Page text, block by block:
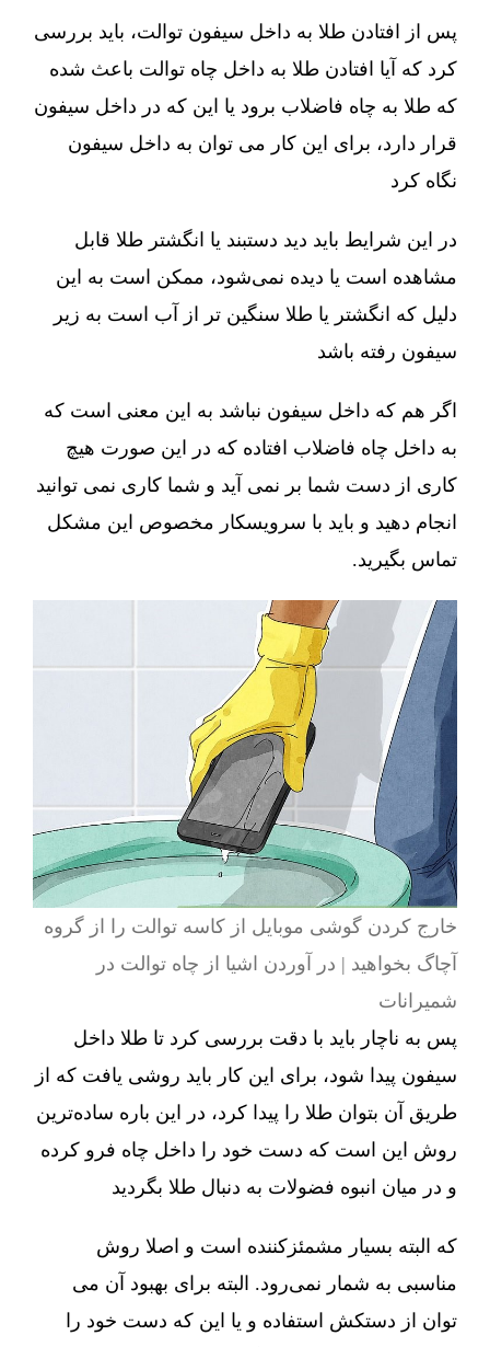
پس از افتادن طلا به داخل سیفون توالت، باید بررسی
کرد که آیا افتادن طلا به داخل چاه توالت باعث شده
که طلا به چاه فاضلاب برود یا این که در داخل سیفون
قرار دارد، برای این کار می توان به داخل سیفون
نگاه کرد
در این شرایط باید دید دستبند یا انگشتر طلا قابل
مشاهده است یا دیده نمی‌شود، ممکن است به این
دلیل که انگشتر یا طلا سنگین تر از آب است به زیر
سیفون رفته باشد
اگر هم که داخل سیفون نباشد به این معنی است که
به داخل چاه فاضلاب افتاده که در این صورت هیچ
کاری از دست شما بر نمی آید و شما کاری نمی توانید
انجام دهید و باید با سرویسکار مخصوص این مشکل
تماس بگیرید.
خارج کردن گوشی موبایل از کاسه توالت را از گروه
آچاگ بخواهید | در آوردن اشیا از چاه توالت در
شمیرانات
پس به ناچار باید با دقت بررسی کرد تا طلا داخل
سیفون پیدا شود، برای این کار باید روشی یافت که از
طریق آن بتوان طلا را پیدا کرد، در این باره ساده‌ترین
روش این است که دست خود را داخل چاه فرو کرده
و در میان انبوه فضولات به دنبال طلا بگردید
که البته بسیار مشمئزکننده است و اصلا روش
مناسبی به شمار نمی‌رود. البته برای بهبود آن می
توان از دستکش استفاده و یا این که دست خود را